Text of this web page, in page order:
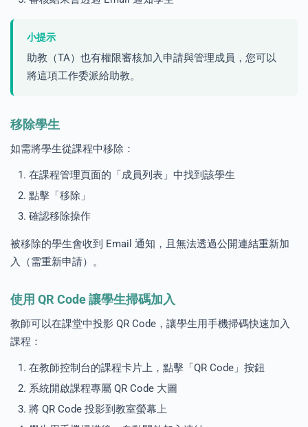
小提示
助教（TA）也有權限審核加入申請與管理成員，您可以
將這項工作委派給助教。
移除學生
如需將學生從課程中移除：
在課程管理頁面的「成員列表」中找到該學生
點擊「移除」
確認移除操作
被移除的學生會收到 Email 通知，且無法透過公開連結重新加
入（需重新申請）。
使用 QR Code 讓學生掃碼加入
教師可以在課堂中投影 QR Code，讓學生用手機掃碼快速加入
課程：
在教師控制台的課程卡片上，點擊「QR Code」按鈕
系統開啟課程專屬 QR Code 大圖
將 QR Code 投影到教室螢幕上